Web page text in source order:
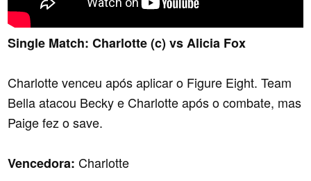
Single Match: Charlotte (c) vs Alicia Fox
Charlotte venceu após aplicar o Figure Eight. Team
Bella atacou Becky e Charlotte após o combate, mas
Paige fez o save.
Vencedora:Charlotte